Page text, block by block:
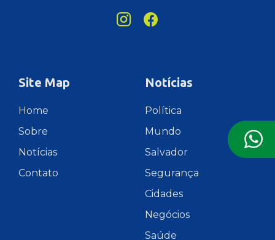
Site Map
Home
Sobre
Notícias
Contato
Notícias
Política
Mundo
Salvador
Segurança
Cidades
Negócios
Saúde